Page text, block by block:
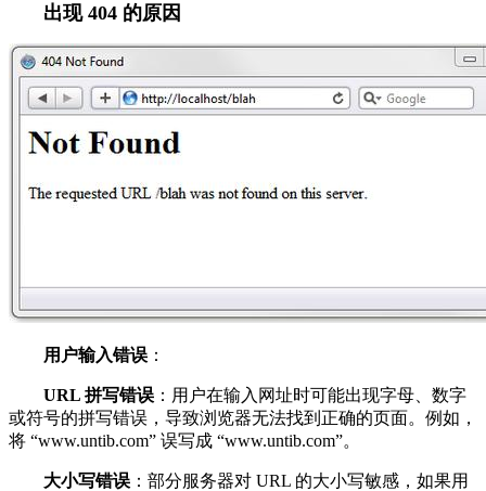
出现 404 的原因
用户输入错误 ：
URL 拼写错误 ：用户在输入网址时可能出现字母、数字
或符号的拼写错误，导致浏览器无法找到正确的页面。例如，
将 “www.untib.com” 误写成 “www.untib.com”。
大小写错误 ：部分服务器对 URL 的大小写敏感，如果用